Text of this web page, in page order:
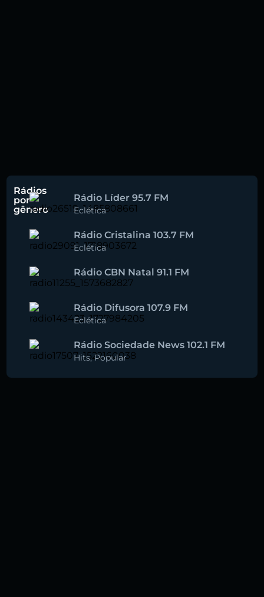
Rádios
por
gênero
Rádio Líder 95.7 FM
Eclética
Rádio Cristalina 103.7 FM
Eclética
Rádio CBN Natal 91.1 FM
Rádio Difusora 107.9 FM
Eclética
Rádio Sociedade News 102.1 FM
Hits,Popular